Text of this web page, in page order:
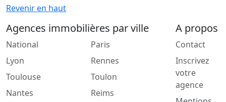
Revenir en haut
Agences immobilières par ville
National
Lyon
Toulouse
Nantes
Paris
Rennes
Toulon
Reims
A propos
Contact
Inscrivez
votre
agence